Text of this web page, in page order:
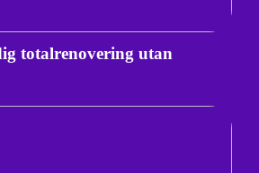
totalrenovering utan